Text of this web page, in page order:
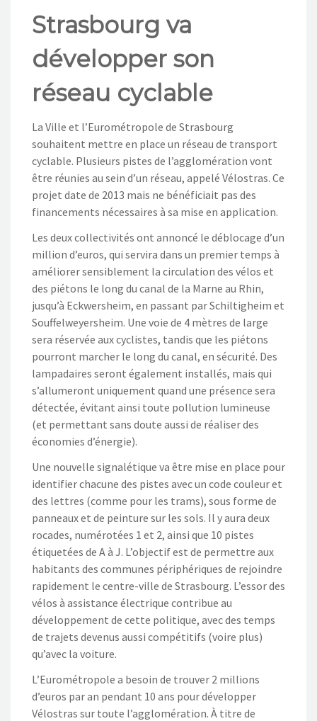
Strasbourg va
développer son
réseau cyclable
La Ville et l’Eurométropole de Strasbourg
souhaitent mettre en place un réseau de transport
cyclable. Plusieurs pistes de l’agglomération vont
être réunies au sein d’un réseau, appelé Vélostras. Ce
projet date de 2013 mais ne bénéficiait pas des
financements nécessaires à sa mise en application.
Les deux collectivités ont annoncé le déblocage d’un
million d’euros, qui servira dans un premier temps à
améliorer sensiblement la circulation des vélos et
des piétons le long du canal de la Marne au Rhin,
jusqu’à Eckwersheim, en passant par Schiltigheim et
Souffelweyersheim. Une voie de 4 mètres de large
sera réservée aux cyclistes, tandis que les piétons
pourront marcher le long du canal, en sécurité. Des
lampadaires seront également installés, mais qui
s’allumeront uniquement quand une présence sera
détectée, évitant ainsi toute pollution lumineuse
(et permettant sans doute aussi de réaliser des
économies d’énergie).
Une nouvelle signalétique va être mise en place pour
identifier chacune des pistes avec un code couleur et
des lettres (comme pour les trams), sous forme de
panneaux et de peinture sur les sols. Il y aura deux
rocades, numérotées 1 et 2, ainsi que 10 pistes
étiquetées de A à J. L’objectif est de permettre aux
habitants des communes périphériques de rejoindre
rapidement le centre-ville de Strasbourg. L’essor des
vélos à assistance électrique contribue au
développement de cette politique, avec des temps
de trajets devenus aussi compétitifs (voire plus)
qu’avec la voiture.
L’Eurométropole a besoin de trouver 2 millions
d’euros par an pendant 10 ans pour développer
Vélostras sur toute l’agglomération. À titre de